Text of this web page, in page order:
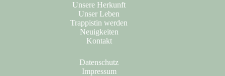
Unsere Herkunft
Unser Leben
Trappistin werden
Neuigkeiten
Kontakt
Datenschutz
Impressum